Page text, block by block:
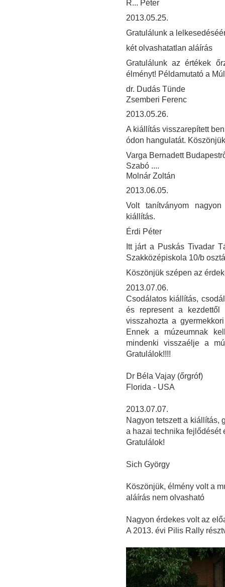
R... Péter
2013.05.25.
Gratulálunk a
két olvashatatlan aláírás
Gratulálunk az értékek
élményt! Példamutató a
dr. Dudás Tünde
Zsemberi Ferenc
2013.05.26.
A kiállítás visszarepített
ódon hangulatát.
Varga Bernadett
Szabó ....
Molnár Zoltán
2013.06.05.
Volt tanítványom
kiállítás.
Érdi Péter
Itt járt a Puskás Tivadar
Szakközépiskola 10/b
Köszönjük szépen az
2013.07.06.
Csodálatos kiállítás,
és represent a
visszahozta a
Ennek a múzeumnak
mindenki visszaélje a
Gratulálok!!!!
Dr Béla Vajay (őrgróf)
Florida - USA
2013.07.07.
Nagyon tetszett a kiállítás,
a hazai technika fejlődését
Gratulálok!
Sich György
Köszönjük, élmény volt a
aláírás nem olvasható
Nagyon érdekes volt az
A 2013. évi Pilis Rally